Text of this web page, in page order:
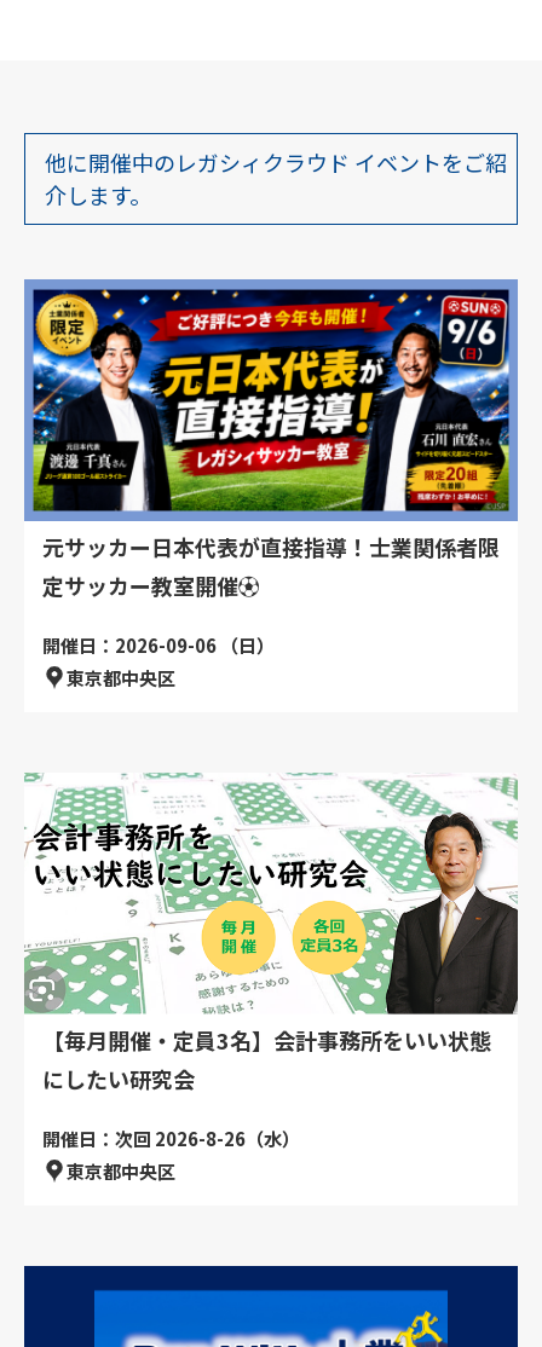
他に開催中のレガシィクラウド イベントをご紹
介します。
元サッカー日本代表が直接指導！士業関係者限
定サッカー教室開催⚽
開催日：2026-09-06 （日）
東京都中央区
【毎月開催・定員3名】会計事務所をいい状態
にしたい研究会
開催日：次回 2026-8-26（水）
東京都中央区